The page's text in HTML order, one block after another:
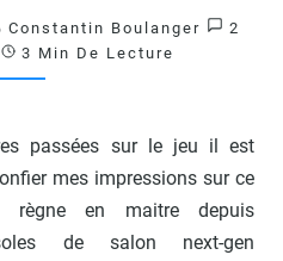
FIFA
12
Constantin Boulanger
2
3 Min De Lecture
passées sur le jeu il est
mes impressions sur ce
règne en maitre depuis
de salon next-gen